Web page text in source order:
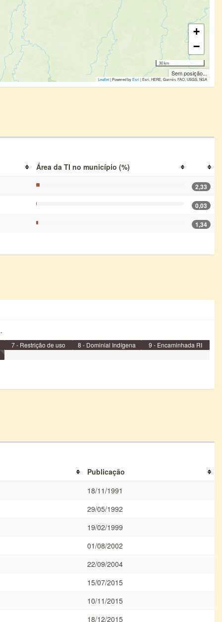
+
−
30 km
Sem posição...
Leaflet| Powered byEsri|Esri, HERE, Garmin, FAO, USGS, NGA
Área da TI no município (%)
2,33
0,03
1,34
7 - Restrição de uso 8 - Dominial Indígena 9 - Encaminhada RI
Publicação
18/11/1991
29/05/1992
19/02/1999
01/08/2002
22/09/2004
15/07/2015
10/11/2015
18/12/2015